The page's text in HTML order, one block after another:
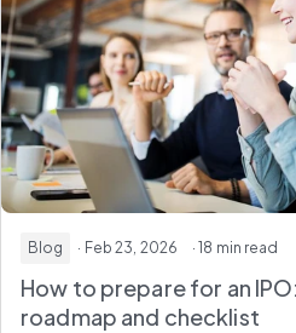
Blog · Feb 23, 2026 · 18 min read
How to prepare for an
roadmap and checklist